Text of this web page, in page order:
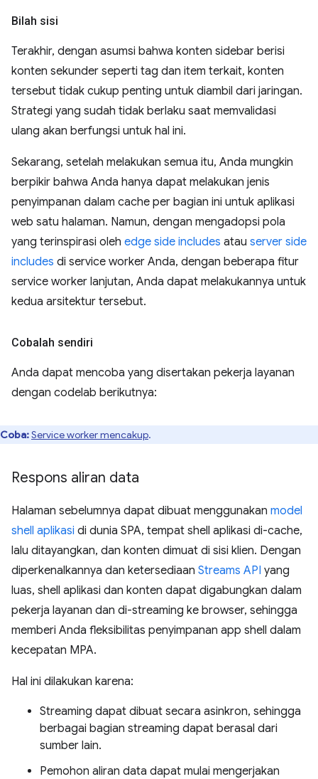
Bilah sisi
Terakhir, dengan asumsi bahwa konten sidebar berisi
konten sekunder seperti tag dan item terkait, konten
tersebut tidak cukup penting untuk diambil dari jaringan.
Strategi yang sudah tidak berlaku saat memvalidasi
ulang akan berfungsi untuk hal ini.
Sekarang, setelah melakukan semua itu, Anda mungkin
berpikir bahwa Anda hanya dapat melakukan jenis
penyimpanan dalam cache per bagian ini untuk aplikasi
web satu halaman. Namun, dengan mengadopsi pola
yang terinspirasi oleh edge side includes atau server side
includes di service worker Anda, dengan beberapa fitur
service worker lanjutan, Anda dapat melakukannya untuk
kedua arsitektur tersebut.
Cobalah sendiri
Anda dapat mencoba yang disertakan pekerja layanan
dengan codelab berikutnya:
Coba:Service worker mencakup.
Respons aliran data
Halaman sebelumnya dapat dibuat menggunakan model
shell aplikasi di dunia SPA, tempat shell aplikasi di-cache,
lalu ditayangkan, dan konten dimuat di sisi klien. Dengan
diperkenalkannya dan ketersediaan Streams API yang
luas, shell aplikasi dan konten dapat digabungkan dalam
pekerja layanan dan di-streaming ke browser, sehingga
memberi Anda fleksibilitas penyimpanan app shell dalam
kecepatan MPA.
Hal ini dilakukan karena:
Streaming dapat dibuat secara asinkron, sehingga
berbagai bagian streaming dapat berasal dari
sumber lain.
Pemohon aliran data dapat mulai mengerjakan